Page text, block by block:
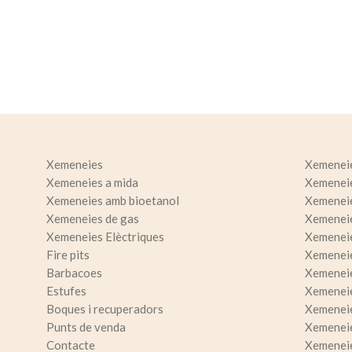
Xemeneies
Xemeneies a mida
Xemeneies amb bioetanol
Xemeneies de gas
Xemeneies Elèctriques
Fire pits
Barbacoes
Estufes
Boques i recuperadors
Punts de venda
Contacte
La
dels
l'usuari.